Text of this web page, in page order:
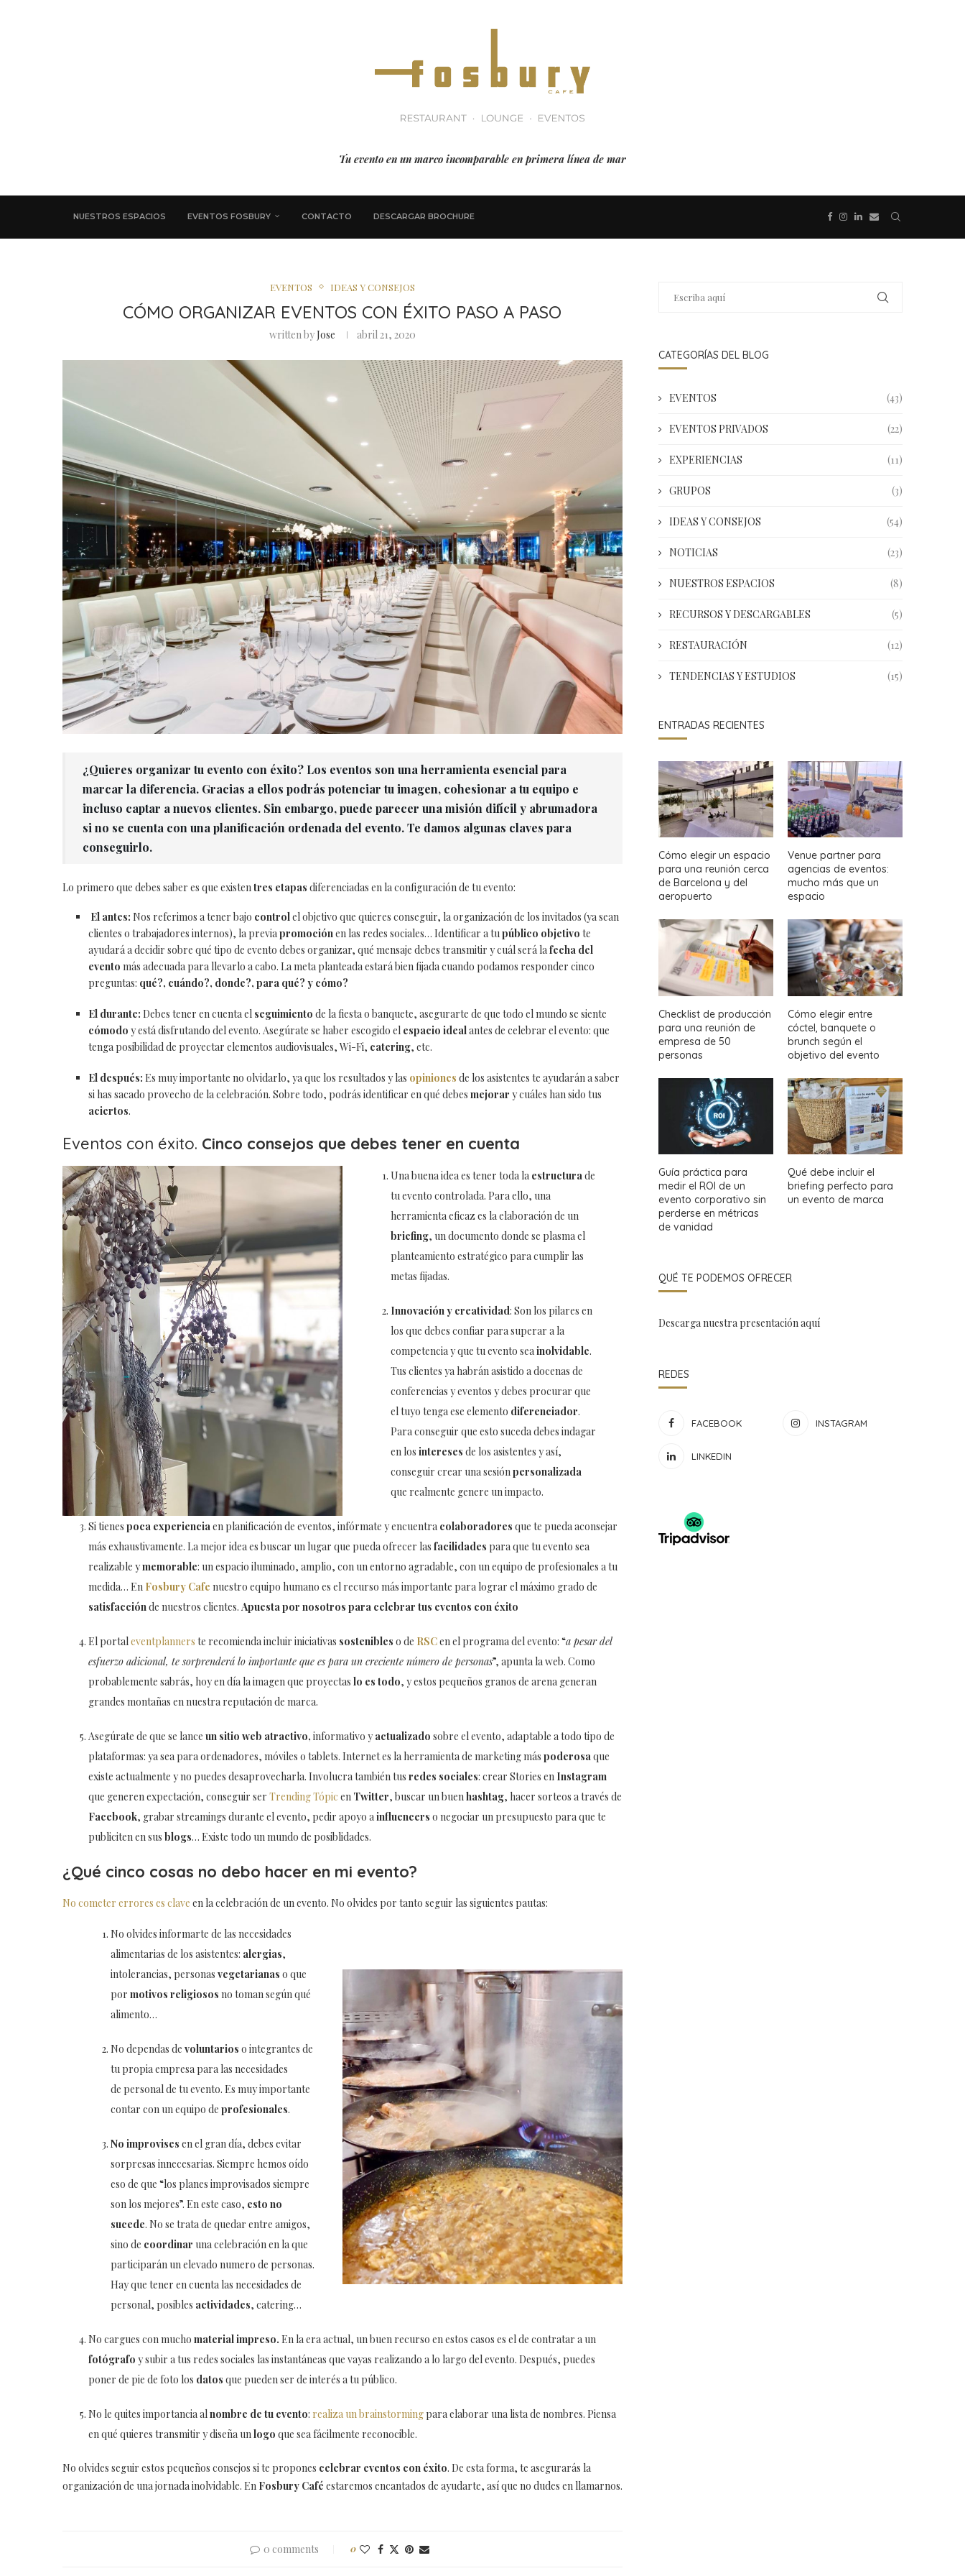
Tu evento en un marco incomparable en primera línea de mar
NUESTROS ESPACIOS EVENTOS FOSBURY CONTACTO DESCARGAR BROCHURE
EVENTOS IDEAS Y CONSEJOS
CÓMO ORGANIZAR EVENTOS CON ÉXITO PASO A PASO
written byJose abril 21, 2020
¿Quieres organizar tu evento con éxito? Los eventos son una herramienta esencial para
marcar la diferencia. Gracias a ellos podrás potenciar tu imagen, cohesionar a tu equipo e
incluso captar a nuevos clientes. Sin embargo, puede parecer una misión difícil y abrumadora
si no se cuenta con una planificación ordenada del evento. Te damos algunas claves para
conseguirlo.
Lo primero que debes saber es que existen tres etapas diferenciadas en la configuración de tu evento:
El antes: Nos referimos a tener bajo control el objetivo que quieres conseguir, la organización de los invitados (ya sean
clientes o trabajadores internos), la previa promociónen las redes sociales… Identificar a tu público objetivo te
ayudará a decidir sobre qué tipo de evento debes organizar, qué mensaje debes transmitir y cuál será la fecha del
evento más adecuada para llevarlo a cabo. La meta planteada estará bien fijada cuando podamos responder cinco
preguntas: qué?, cuándo?, donde?, para qué? y cómo?
El durante: Debes tener en cuenta el seguimiento de la fiesta o banquete, asegurarte de que todo el mundo se siente
cómodo y está disfrutando del evento. Asegúrate se haber escogido el espacio ideal antes de celebrar el evento: que
tenga posibilidad de proyectar elementos audiovisuales, Wi-Fi, catering, etc.
El después: Es muy importante no olvidarlo, ya que los resultados y las opiniones de los asistentes te ayudarán a saber
si has sacado provecho de la celebración. Sobre todo, podrás identificar en qué debes mejorar y cuáles han sido tus
aciertos.
Eventos con éxito. Cinco consejos que debes tener en cuenta
Una buena idea es tener toda la estructura de
tu evento controlada. Para ello, una
herramienta eficaz es la elaboración de un
briefing, un documento donde se plasma el
planteamiento estratégico para cumplir las
metas fijadas.
Innovación y creatividad: Son los pilares en
los que debes confiar para superar a la
competencia y que tu evento sea inolvidable.
Tus clientes ya habrán asistido a docenas de
conferencias y eventos y debes procurar que
el tuyo tenga ese elemento diferenciador.
Para conseguir que esto suceda debes indagar
en losintereses de los asistentes y así,
conseguir crear una sesiónpersonalizada
que realmente genere un impacto.
Si tienes poca experiencia en planificación de eventos, infórmate y encuentra colaboradores que te pueda aconsejar
más exhaustivamente. La mejor idea es buscar un lugar que pueda ofrecer las facilidades para que tu evento sea
realizable ymemorable: un espacio iluminado, amplio, con un entorno agradable, con un equipo de profesionales a tu
medida… En Fosbury Cafe nuestro equipo humano es el recurso más importante para lograr el máximo grado de
satisfacciónde nuestros clientes. Apuesta por nosotros para celebrar tus eventos con éxito
El portal eventplanners te recomienda incluir iniciativas sostenibles o de RSCen el programa del evento: “a pesar del
esfuerzo adicional, te sorprenderá lo importante que es para un creciente número de personas”, apunta la web. Como
probablemente sabrás, hoy en día la imagen que proyectas lo es todo, y estos pequeños granos de arena generan
grandes montañas en nuestra reputación de marca.
Asegúrate de que se lance un sitio web atractivo, informativo yactualizado sobre el evento, adaptable a todo tipo de
plataformas: ya sea para ordenadores, móviles o tablets. Internet es la herramienta de marketing más poderosa que
existe actualmente y no puedes desaprovecharla. Involucra también tus redes sociales: crear Stories en Instagram
que generen expectación, conseguir ser Trending Tópic en Twitter, buscar un buen hashtag, hacer sorteos a través de
Facebook, grabar streamings durante el evento, pedir apoyo a influencers o negociar un presupuesto para que te
publiciten en sus blogs… Existe todo un mundo de posiblidades.
¿Qué cinco cosas no debo hacer en mi evento?
No cometer errores es clave en la celebración de un evento. No olvides por tanto seguir las siguientes pautas:
No olvides informarte de las necesidades
alimentarias de los asistentes: alergias,
intolerancias, personasvegetarianas o que
pormotivos religiosos no toman según qué
alimento…
No dependas devoluntarios o integrantes de
tu propia empresa para las necesidades
de personal de tu evento. Es muy importante
contar con un equipo deprofesionales.
No improvises en el gran día, debes evitar
sorpresas innecesarias. Siempre hemos oído
eso de que “los planes improvisados siempre
son los mejores”. En este caso, esto no
sucede. No se trata de quedar entre amigos,
sino de coordinar una celebración en la que
participarán un elevado numero de personas.
Hay que tener en cuenta las necesidades de
personal, posibles actividades, catering…
No cargues con mucho material impreso. En la era actual, un buen recurso en estos casos es el de contratar a un
fotógrafo y subir a tus redes sociales las instantáneas que vayas realizando a lo largo del evento. Después, puedes
poner de pie de foto los datos que pueden ser de interés a tu público.
No le quites importancia al nombre de tu evento: realiza un brainstorming para elaborar una lista de nombres. Piensa
en qué quieres transmitir y diseña un logo que sea fácilmente reconocible.
No olvides seguir estos pequeños consejos si te propones celebrar eventos con éxito. De esta forma, te asegurarás la
organización de una jornada inolvidable. En Fosbury Café estaremos encantados de ayudarte, así que no dudes en llamarnos.
0 comments 0
CATEGORÍAS DEL BLOG
EVENTOS (43)
EVENTOS PRIVADOS (22)
EXPERIENCIAS (11)
GRUPOS (3)
IDEAS Y CONSEJOS (54)
NOTICIAS (23)
NUESTROS ESPACIOS (8)
RECURSOS Y DESCARGABLES (5)
RESTAURACIÓN (12)
TENDENCIAS Y ESTUDIOS (15)
ENTRADAS RECIENTES
Cómo elegir un espacio
para una reunión cerca
de Barcelona y del
aeropuerto
Venue partner para
agencias de eventos:
mucho más que un
espacio
Checklist de producción
para una reunión de
empresa de 50
personas
Cómo elegir entre
cóctel, banquete o
brunch según el
objetivo del evento
Guía práctica para
medir el ROI de un
evento corporativo sin
perderse en métricas
de vanidad
Qué debe incluir el
briefing perfecto para
un evento de marca
QUÉ TE PODEMOS OFRECER
Descarga nuestra presentaciónaquí
REDES
FACEBOOK INSTAGRAM
LINKEDIN